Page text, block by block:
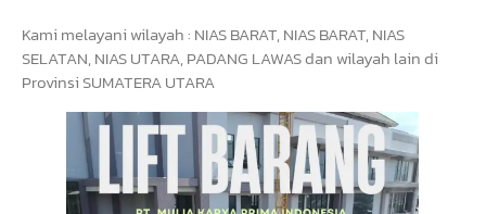
Kami melayani wilayah : NIAS BARAT, NIAS BARAT, NIAS
SELATAN, NIAS UTARA, PADANG LAWAS dan wilayah lain di
Provinsi SUMATERA UTARA